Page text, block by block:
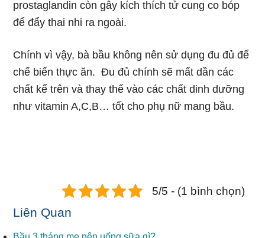
prostaglandin còn gây kích thích tử cung co bóp
để đẩy thai nhi ra ngoài.
Chính vì vậy, bà bầu không nên sử dụng đu đủ để
chế biến thực ăn. Đu đủ chính sẽ mất dần các
chất kể trên và thay thế vào các chất dinh dưỡng
như vitamin A,C,B… tốt cho phụ nữ mang bầu.
5/5 - (1 bình chọn)
Liên Quan